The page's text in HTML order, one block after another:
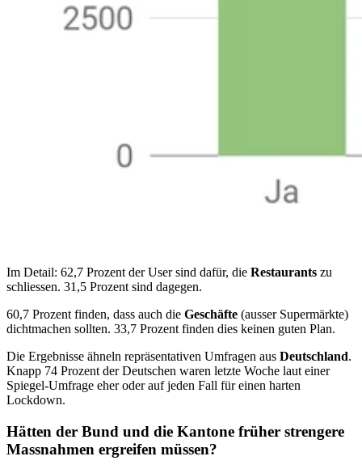
Im Detail: 62,7 Prozent der User sind dafür, die Restaurants zu
schliessen. 31,5 Prozent sind dagegen.
60,7 Prozent finden, dass auch die Geschäfte (ausser Supermärkte)
dichtmachen sollten. 33,7 Prozent finden dies keinen guten Plan.
Die Ergebnisse ähneln repräsentativen Umfragen aus Deutschland.
Knapp 74 Prozent der Deutschen waren letzte Woche laut einer
Spiegel-Umfrage eher oder auf jeden Fall für einen harten
Lockdown.
Hätten der Bund und die Kantone früher strengere
Massnahmen ergreifen müssen?